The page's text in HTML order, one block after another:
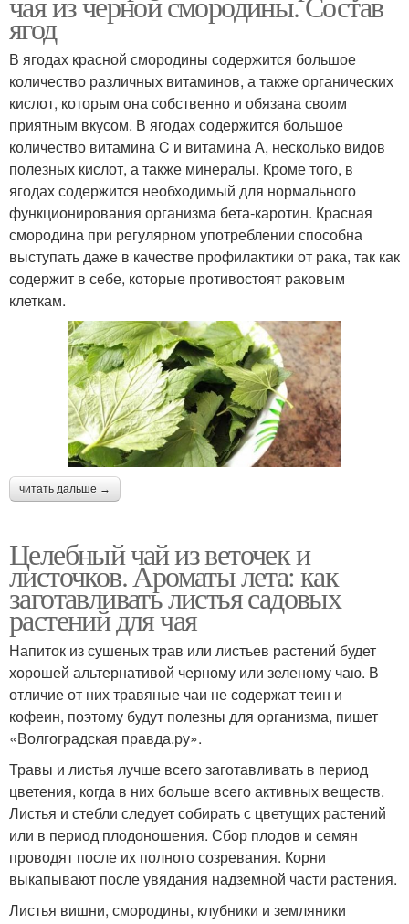
ягод
В ягодах красной смородины содержится большое
количество различных витаминов, а также органических
кислот, которым она собственно и обязана своим
приятным вкусом. В ягодах содержится большое
количество витамина C и витамина А, несколько видов
полезных кислот, а также минералы. Кроме того, в
ягодах содержится необходимый для нормального
функционирования организма бета-каротин. Красная
смородина при регулярном употреблении способна
выступать даже в качестве профилактики от рака, так как
содержит в себе, которые противостоят раковым
клеткам.
читать дальше →
Целебный чай из веточек и
листочков. Ароматы лета: как
заготавливать листья садовых
растений для чая
Напиток из сушеных трав или листьев растений будет
хорошей альтернативой черному или зеленому чаю. В
отличие от них травяные чаи не содержат теин и
кофеин, поэтому будут полезны для организма, пишет
«Волгоградская правда.ру».
Травы и листья лучше всего заготавливать в период
цветения, когда в них больше всего активных веществ.
Листья и стебли следует собирать с цветущих растений
или в период плодоношения. Сбор плодов и семян
проводят после их полного созревания. Корни
выкапывают после увядания надземной части растения.
Листья вишни, смородины, клубники и земляники